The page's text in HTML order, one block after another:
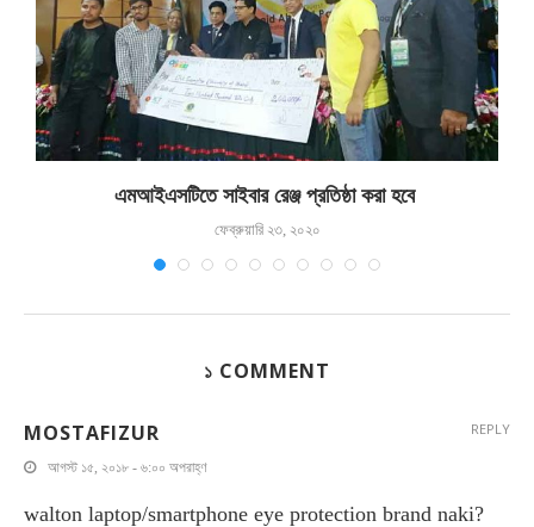
এমআইএসটিতে সাইবার রেঞ্জ প্রতিষ্ঠা করা হবে
ফেব্রুয়ারি ২৩, ২০২০
১ COMMENT
MOSTAFIZUR
আগস্ট ১৫, ২০১৮ - ৬:০০ অপরাহ্ণ
walton laptop/smartphone eye protection brand naki?
REPLY